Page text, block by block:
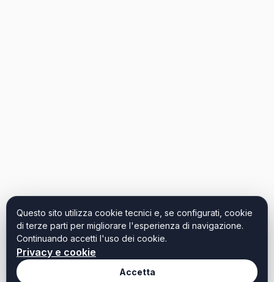
Questo sito utilizza cookie tecnici e, se configurati, cookie
di terze parti per migliorare l'esperienza di navigazione.
Continuando accetti l'uso dei cookie.
Privacy e cookie
Accetta